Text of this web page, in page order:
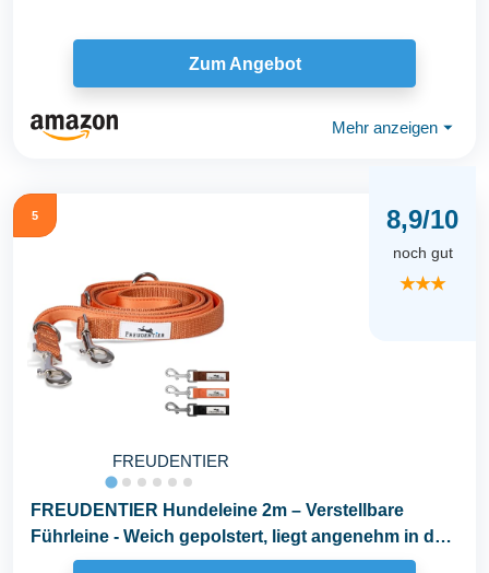
Zum Angebot
Mehr anzeigen ⏷
5
FREUDENTIER
8,9/10
noch gut
★★★
FREUDENTIER Hundeleine 2m – Verstellbare
Führleine - Weich gepolstert, liegt angenehm in der
Hand...